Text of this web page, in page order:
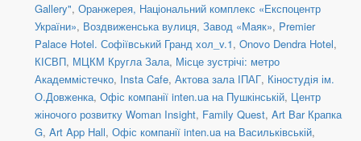
Gallery", Оранжерея, Національний комплекс «Експоцентр
України», Воздвиженська вулиця, Завод «Маяк», Premier
Palace Hotel. Софіївський Гранд хол_v.1, Onovo Dendra Hotel,
КІСВП, МЦКМ Кругла Зала, Місце зустрічі: метро
Академмістечко, Insta Cafe, Актова зала ІПАГ, Кіностудія ім.
О.Довженка, Офіс компанії inten.ua на Пушкінській, Центр
жіночого розвитку Woman Insight, Family Quest, Art Bar Крапка
G, Art App Hall, Офіс компанії inten.ua на Васильківській,